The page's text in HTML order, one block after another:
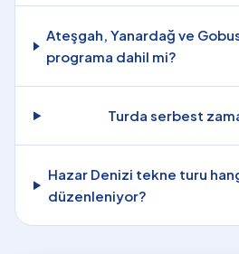
Ateşgah, Yanardağ ve
programa dahil mi?
Turda serbest
Hazar Denizi tekne turu
düzenleniyor?